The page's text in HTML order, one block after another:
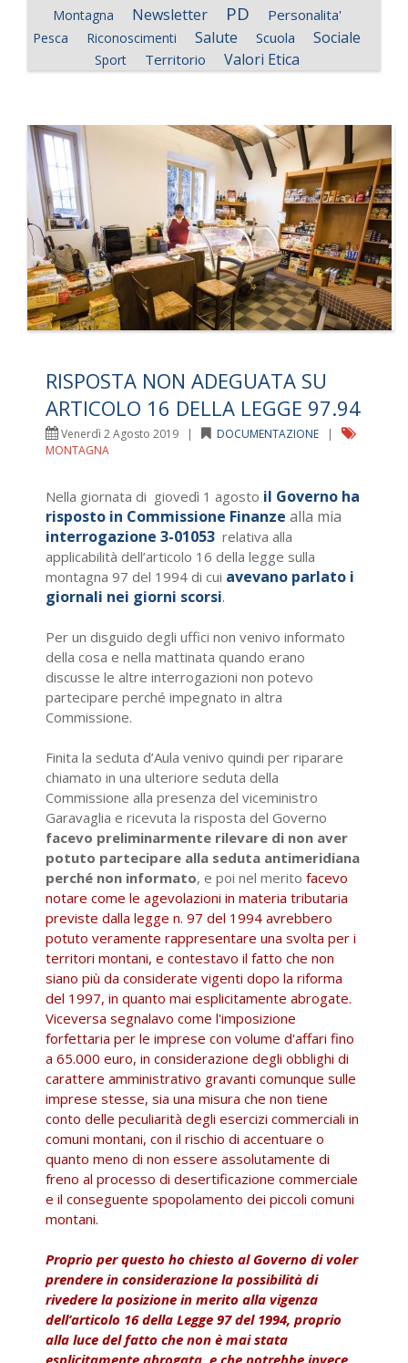
Montagna
Newsletter PD Personalita'
Pesca Riconoscimenti Salute Scuola Sociale
Sport Territorio Valori Etica
RISPOSTA NON ADEGUATA SU
ARTICOLO 16 DELLA LEGGE 97.94
Venerdì 2 Agosto 2019 | DOCUMENTAZIONE
|
MONTAGNA
Nella giornata di giovedì 1 agosto il Governo ha
risposto in Commissione Finanze alla mia
interrogazione 3-01053 relativa alla
applicabilità dell’articolo 16 della legge sulla
montagna 97 del 1994 di cui avevano parlato i
giornali nei giorni scorsi.
Per un disguido degli uffici non venivo informato
della cosa e nella mattinata quando erano
discusse le altre interrogazioni non potevo
partecipare perché impegnato in altra
Commissione.
Finita la seduta d’Aula venivo quindi per riparare
chiamato in una ulteriore seduta della
Commissione alla presenza del viceministro
Garavaglia e ricevuta la risposta del Governo
facevo preliminarmente rilevare di non aver
potuto partecipare alla seduta antimeridiana
perché non informato, e poi nel merito facevo
notare come le agevolazioni in materia tributaria
previste dalla legge n. 97 del 1994 avrebbero
potuto veramente rappresentare una svolta per i
territori montani, e contestavo il fatto che non
siano più da considerate vigenti dopo la riforma
del 1997, in quanto mai esplicitamente abrogate.
Viceversa segnalavo come l'imposizione
forfettaria per le imprese con volume d'affari fino
a 65.000 euro, in considerazione degli obblighi di
carattere amministrativo gravanti comunque sulle
imprese stesse, sia una misura che non tiene
conto delle peculiarità degli esercizi commerciali in
comuni montani, con il rischio di accentuare o
quanto meno di non essere assolutamente di
freno al processo di desertificazione commerciale
e il conseguente spopolamento dei piccoli comuni
montani.
Proprio per questo ho chiesto al Governo di voler
prendere in considerazione la possibilità di
rivedere la posizione in merito alla vigenza
dell’articolo 16 della Legge 97 del 1994, proprio
alla luce del fatto che non è mai stata
esplicitamente abrogata, e che potrebbe invece